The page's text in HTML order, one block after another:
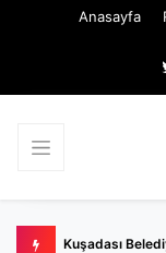
Anasayfa
Kuşadası